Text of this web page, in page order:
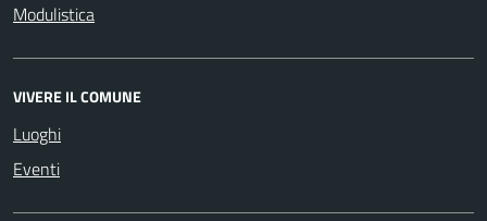
Modulistica
VIVERE IL COMUNE
Luoghi
Eventi